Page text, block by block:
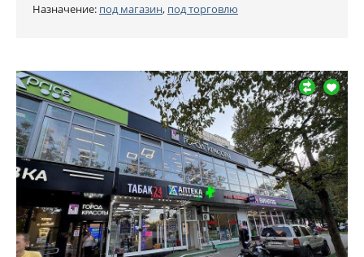
Назначение: под магазин, под торговлю